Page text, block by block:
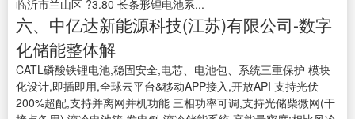
临沂市兰山区 ?3.80 长条形锂电池系...
六、中亿达新能源科技(江苏)有限公司-数字
化储能整体解
CATL磷酸铁锂电池,稳固安全,电芯、电池包、系统三重保护 模块
化设计,即插即用,全球云平台&移动APP接入,开放API 支持光伏
200%超配,支持并离网并机功能 三相功率可调,支持光储柴微网(干